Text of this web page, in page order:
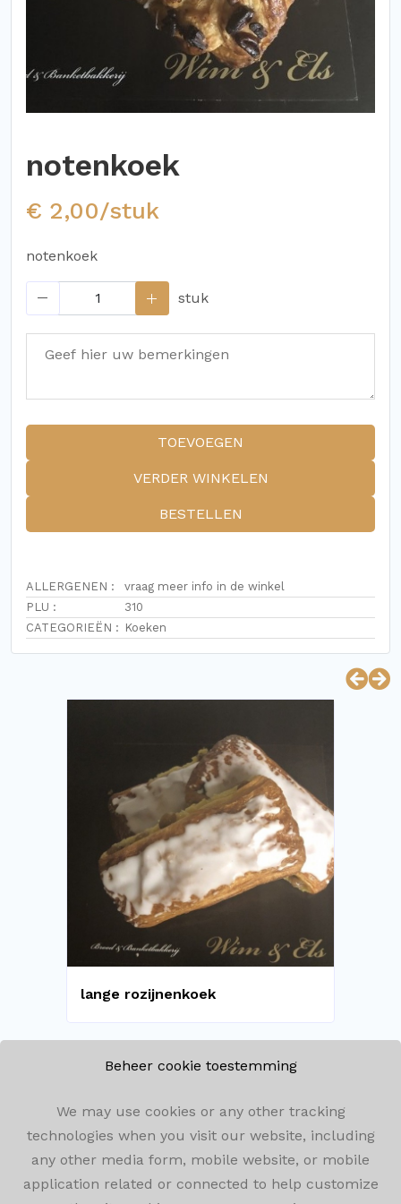
notenkoek
€ 2,00/stuk
notenkoek
stuk
TOEVOEGEN
VERDER WINKELEN
BESTELLEN
ALLERGENEN :
vraag meer info in de winkel
PLU :
310
CATEGORIEËN : Koeken
lange rozijnenkoek
Winkelomseheide 182, 2440 Geel
014/59.05.72 info@bakkerijwimenels.be
Beheer cookie toestemming
We may use cookies or any other tracking
technologies when you visit our website, including
any other media form, mobile website, or mobile
application related or connected to help customize